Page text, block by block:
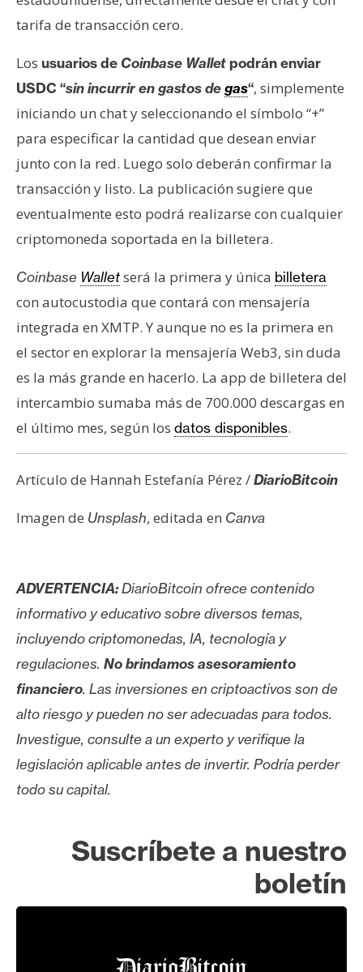
tarifa de transacción cero.
Los usuarios de Coinbase Walletpodrán enviar
USDC “sin incurrir en gastos degas“, simplemente
iniciando un chat y seleccionando el símbolo “+”
para especificar la cantidad que desean enviar
junto con la red. Luego solo deberán confirmar la
transacción y listo. La publicación sugiere que
eventualmente esto podrá realizarse con cualquier
criptomoneda soportada en la billetera.
Coinbase Walletserá la primera y única billetera
con autocustodia que contará con mensajería
integrada en XMTP. Y aunque no es la primera en
el sector en explorar la mensajería Web3, sin duda
es la más grande en hacerlo. La app de billetera del
intercambio sumaba más de 700.000 descargas en
el último mes, según los datos disponibles.
Artículo de Hannah Estefanía Pérez /DiarioBitcoin
Imagen de Unsplash, editada en Canva
ADVERTENCIA:DiarioBitcoin ofrece contenido
informativo y educativo sobre diversos temas,
incluyendo criptomonedas, IA, tecnología y
regulaciones. No brindamos asesoramiento
financiero. Las inversiones en criptoactivos son de
alto riesgo y pueden no ser adecuadas para todos.
Investigue, consulte a un experto y verifique la
legislación aplicable antes de invertir. Podría perder
todo su capital.
Suscríbete a nuestro
boletín